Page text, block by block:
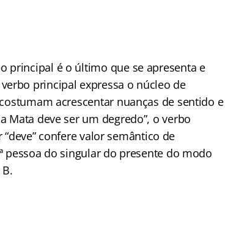
principal é o último que se apresenta e
principal expressa o núcleo de
acrescentar nuanças de sentido e
Mata deve ser um degredo”, o verbo
confere valor semântico de
pessoa do singular do presente do modo